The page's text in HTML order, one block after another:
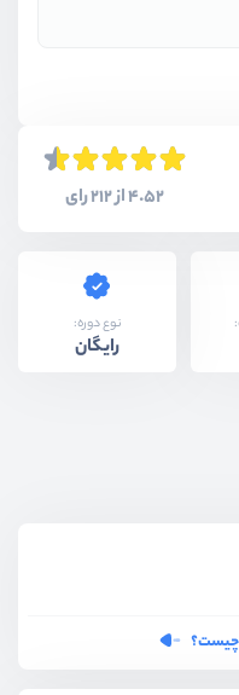
4.52 از 212 رای
نوع دوره:
رایگان
چیست؟